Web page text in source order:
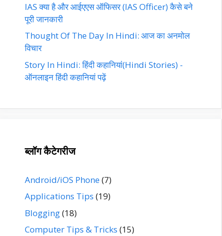
IAS क्या है और आईएएस ऑफिसर (IAS Officer) कैसे बने
पूरी जानकारी
Thought Of The Day In Hindi: आज का अनमोल
विचार
Story In Hindi: हिंदी कहानियां(Hindi Stories) -
ऑनलाइन हिंदी कहानियां पढ़ें‎‎
ब्लॉग कैटेगरीज
Android/iOS Phone(7)
Applications Tips (19)
Blogging(18)
Computer Tips & Tricks (15)